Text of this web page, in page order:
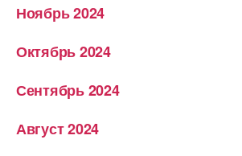
Ноябрь 2024
Октябрь 2024
Сентябрь 2024
Август 2024